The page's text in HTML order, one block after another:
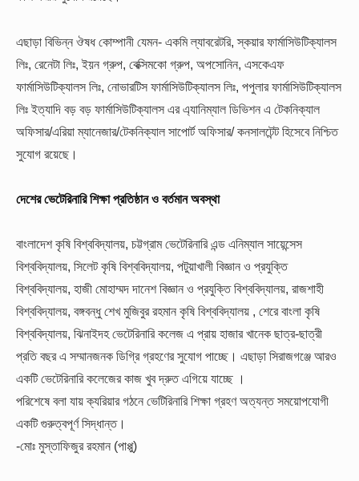
এছাড়া বিভিন্ন ঔষধ কোম্পানী যেমন- একমি ল্যাবরেটরি, স্কয়ার ফার্মাসিউটিক্যালস
লিঃ, রেনেটা লিঃ, ইয়ন গ্রুপ, বেক্সিমকো গ্রুপ, অপসোনিন, এসকেএফ
ফার্মাসিউটিক্যালস লিঃ, নোভারটিস ফার্মাসিউটিক্যালস লিঃ, পপুলার ফার্মাসিউটিক্যালস
লিঃ ইত্যাদি বড় বড় ফার্মাসিউটিক্যালস এর এ্যানিম্যাল ডিভিশন এ টেকনিক্যাল
অফিসার/এরিয়া ম্যানেজার/টেকনিক্যাল সাপোর্ট অফিসার/ কনসালটেন্ট হিসেবে নিশ্চিত
সুযোগ রয়েছে।
দেশের ভেটেরিনারি শিক্ষা প্রতিষ্ঠান ও বর্তমান অবস্থা
বাংলাদেশ কৃষি বিশ্ববিদ্যালয়, চট্টগ্রাম ভেটেরিনারি এন্ড এনিম্যাল সায়েন্সেস
বিশ্ববিদ্যালয়, সিলেট কৃষি বিশ্ববিদ্যালয়, পটুয়াখালী বিজ্ঞান ও প্রযুক্তি
বিশ্ববিদ্যালয়, হাজী মোহাম্মদ দানেশ বিজ্ঞান ও প্রযুক্তি বিশ্ববিদ্যালয়, রাজশাহী
বিশ্ববিদ্যালয়, বঙ্গবন্ধু শেখ মুজিবুর রহমান কৃষি বিশ্ববিদ্যালয় , শেরে বাংলা কৃষি
বিশ্ববিদ্যালয়, ঝিনাইদহ ভেটেরিনারি কলেজ এ প্রায় হাজার খানেক ছাত্র-ছাত্রী
প্রতি বছর এ সম্মানজনক ডিগ্রি গ্রহণের সুযোগ পাচ্ছে। এছাড়া সিরাজগঞ্জে আরও
একটি ভেটেরিনারি কলেজের কাজ খুব দ্রুত এগিয়ে যাচ্ছে ।
পরিশেষে বলা যায় ক্যরিয়ার গঠনে ভেটিরিনারি শিক্ষা গ্রহণ অত্যন্ত সময়োপযোগী
একটি গুরুত্বপূর্ণ সিদ্ধান্ত।
-মোঃ মুস্তাফিজুর রহমান (পাপ্পু)